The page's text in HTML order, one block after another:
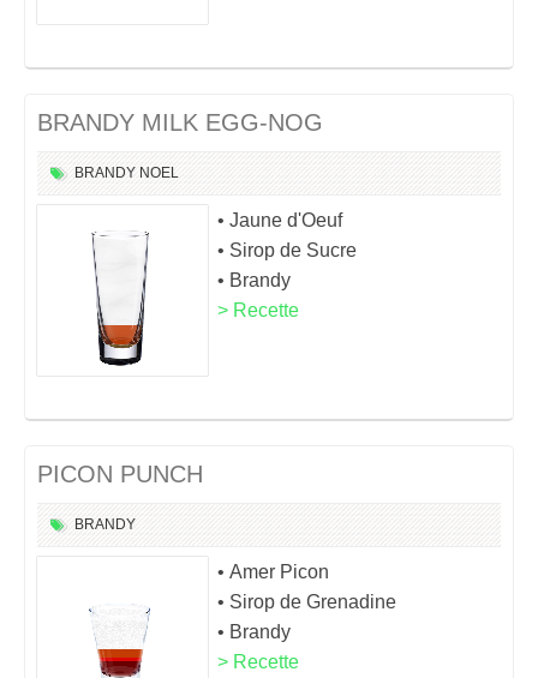
BRANDY MILK EGG-NOG
BRANDY NOEL
• Jaune d'Oeuf
• Sirop de Sucre
• Brandy
> Recette
PICON PUNCH
BRANDY
• Amer Picon
• Sirop de Grenadine
• Brandy
> Recette